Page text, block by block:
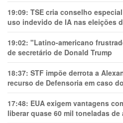
19:09: TSE cria conselho
uso indevido de IA nas eleições
19:02: "Latino-americano
de secretário de Donald Trump
18:37: STF impõe derrota a
recurso de Defensoria em caso
17:48: EUA exigem vantagens
liberar quase 60 mil toneladas de